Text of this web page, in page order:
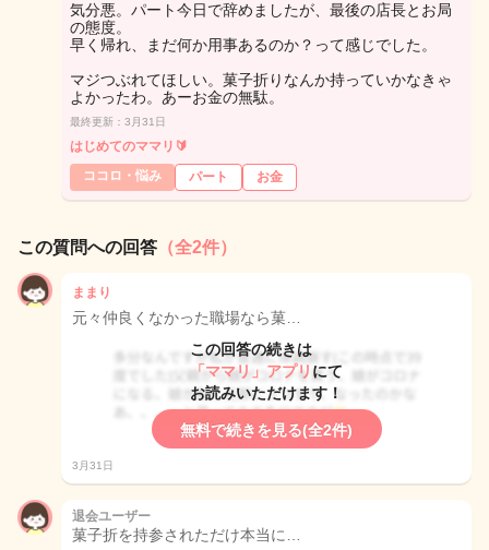
気分悪。パート今日で辞めましたが、最後の店長とお局
の態度。
早く帰れ、まだ何か用事あるのか？って感じでした。
マジつぶれてほしい。菓子折りなんか持っていかなきゃ
よかったわ。あーお金の無駄。
最終更新：3月31日
はじめてのママリ🔰
ココロ・悩み
パート お金
この質問への回答 （全2件）
ままり
元々仲良くなかった職場なら菓…
この回答の続きは
「ママリ」アプリ にて
お読みいただけます！
無料で続きを見る(全2件)
3月31日
退会ユーザー
菓子折を持参されただけ本当に…